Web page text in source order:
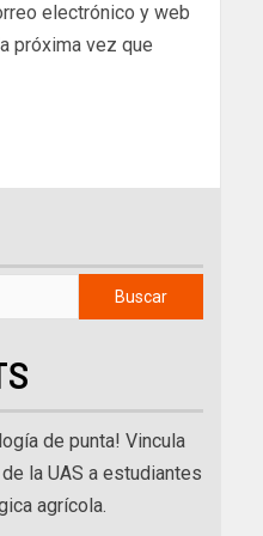
electrónico y web
próxima vez que
Buscar
de punta! Vincula
la UAS a estudiantes
agrícola.